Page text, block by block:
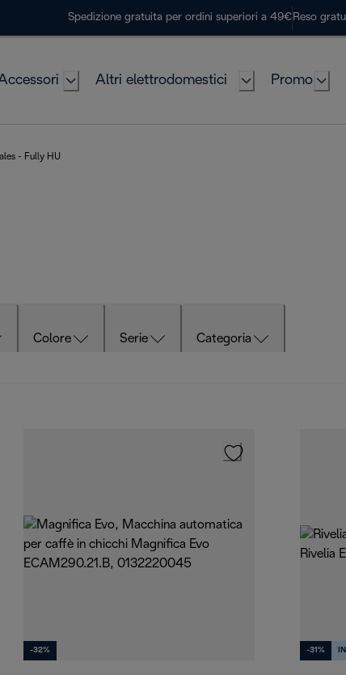
Spedizione gratuita per ordini superiori a 49€ Reso
Altri elettrodomestici Promo
- Fully HU
Colore Serie Categoria
-32% -31%